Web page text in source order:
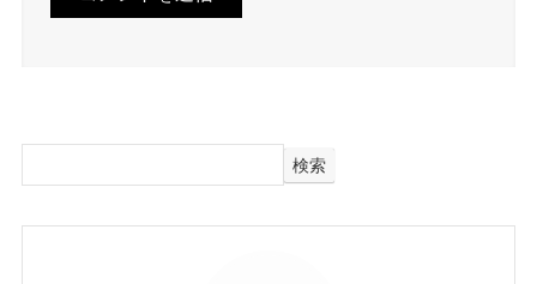
検索